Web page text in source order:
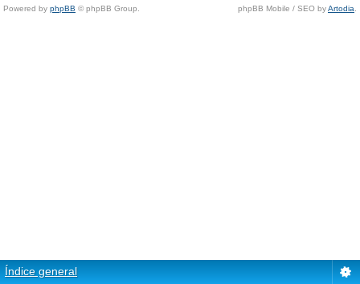
Powered by phpBB © phpBB Group. phpBB Mobile / SEO byArtodia
Índice general